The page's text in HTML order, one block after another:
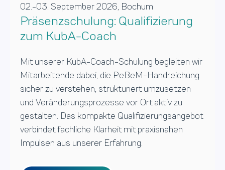
02.-03. September 2026, Bochum
Präsenzschulung: Qualifizierung
zum KubA-Coach
Mit unserer KubA-Coach-Schulung begleiten wir
Mitarbeitende dabei, die PeBeM-Handreichung
sicher zu verstehen, strukturiert umzusetzen
und Veränderungsprozesse vor Ort aktiv zu
gestalten. Das kompakte Qualifizierungsangebot
verbindet fachliche Klarheit mit praxisnahen
Impulsen aus unserer Erfahrung.